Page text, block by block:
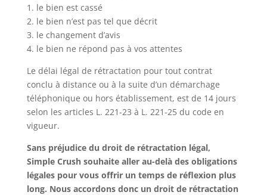
1. le bien est cassé
2. le bien n’est pas tel que décrit
3. le changement d’avis
4. le bien ne répond pas à vos attentes
Le délai légal de rétractation pour tout contrat
conclu à distance ou à la suite d’un démarchage
téléphonique ou hors établissement, est de 14 jours
selon les articles L. 221-23 à L. 221-25 du code en
vigueur.
Sans préjudice du droit de rétractation légal,
Simple Crush souhaite aller au-delà des obligations
légales pour vous offrir un temps de réflexion plus
long. Nous accordons donc un droit de rétractation